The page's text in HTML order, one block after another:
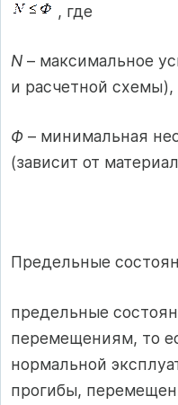
, где
N – максимальное
и расчетной схемы),
Ф – минимальная
(зависит от
Предельные
предельные
перемещениям, то
нормальной
прогибы,